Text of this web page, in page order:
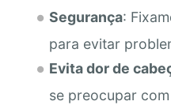
Segurança:
para evitar
Evita dor de
se preocupar